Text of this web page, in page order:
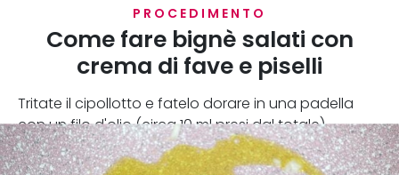
PROCEDIMENTO
Come fare bignè salati con
crema di fave e piselli
Tritate il cipollotto e fatelo dorare in una padella
con un filo d'olio (circa 10 ml presi dal totale).